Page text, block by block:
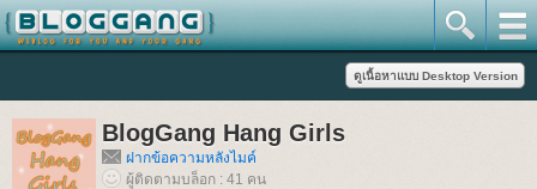
BlogGang Hang Girls
ฝากข้อความหลังไมค์
ผู้ติดตามบล็อก : 41 คน